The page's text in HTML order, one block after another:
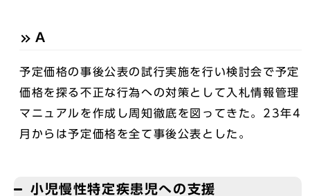
A
予定価格の事後公表の試行実施を行い検討会で予定
価格を探る不正な行為への対策として入札情報管理
マニュアルを作成し周知徹底を図ってきた。23年4
月からは予定価格を全て事後公表とした。
小児慢性特定疾患児への支援